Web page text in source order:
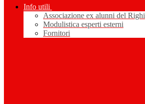
Info utili
Associazione ex alunni del Righi
Modulistica esperti esterni
Fornitori